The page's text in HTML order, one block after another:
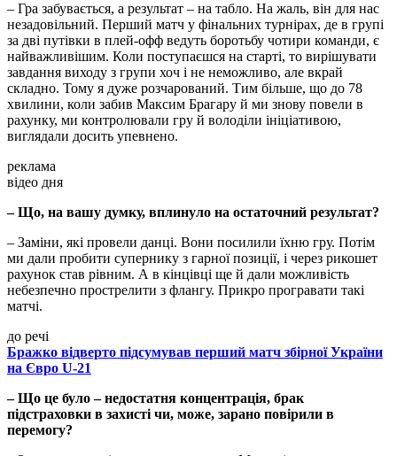
– Гра забувається, а результат – на табло. На жаль, він для нас
незадовільний. Перший матч у фінальних турнірах, де в групі
за дві путівки в плей-офф ведуть боротьбу чотири команди, є
найважливішим. Коли поступаєшся на старті, то вирішувати
завдання виходу з групи хоч і не неможливо, але вкрай
складно. Тому я дуже розчарований. Тим більше, що до 78
хвилини, коли забив Максим Брагару й ми знову повели в
рахунку, ми контролювали гру й володіли ініціативою,
виглядали досить упевнено.
реклама
відео дня
– Що, на вашу думку, вплинуло на остаточний результат?
– Заміни, які провели данці. Вони посилили їхню гру. Потім
ми дали пробити супернику з гарної позиції, і через рикошет
рахунок став рівним. А в кінцівці ще й дали можливість
небезпечно прострелити з флангу. Прикро програвати такі
матчі.
до речі
Бражко відверто підсумував перший матч збірної України
на Євро U-21
– Що це було – недостатня концентрація, брак
підстраховки в захисті чи, може, зарано повірили в
перемогу?